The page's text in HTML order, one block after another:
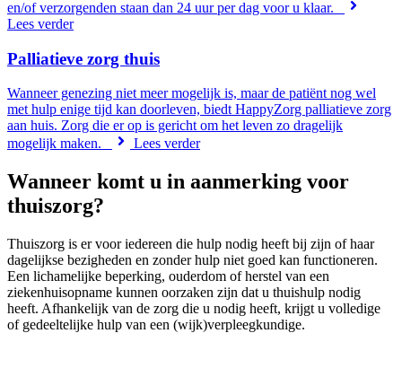
en/of verzorgenden staan dan 24 uur per dag voor u klaar.
Lees verder
Palliatieve zorg thuis
Wanneer genezing niet meer mogelijk is, maar de patiënt nog wel
met hulp enige tijd kan doorleven, biedt HappyZorg palliatieve zorg
aan huis. Zorg die er op is gericht om het leven zo dragelijk
mogelijk maken.
Lees verder
Wanneer komt u in aanmerking voor
thuiszorg?
Thuiszorg is er voor iedereen die hulp nodig heeft bij zijn of haar
dagelijkse bezigheden en zonder hulp niet goed kan functioneren.
Een lichamelijke beperking, ouderdom of herstel van een
ziekenhuisopname kunnen oorzaken zijn dat u thuishulp nodig
heeft. Afhankelijk van de zorg die u nodig heeft, krijgt u volledige
of gedeeltelijke hulp van een (wijk)verpleegkundige.